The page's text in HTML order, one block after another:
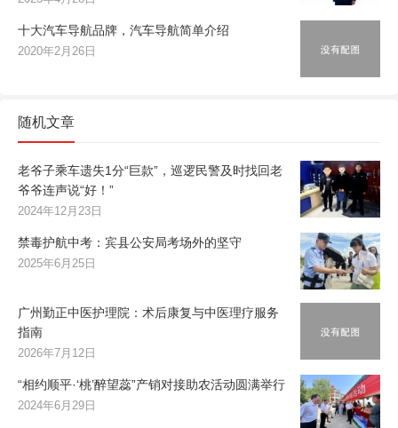
十大汽车导航品牌，汽车导航简单介绍
2020年2月26日
随机文章
老爷子乘车遗失1分“巨款”，巡逻民警及时找回老
爷爷连声说“好！”
2024年12月23日
禁毒护航中考：宾县公安局考场外的坚守
2025年6月25日
广州勤正中医护理院：术后康复与中医理疗服务
指南
2026年7月12日
“相约顺平·‘桃’醉望蕊”产销对接助农活动圆满举行
2024年6月29日